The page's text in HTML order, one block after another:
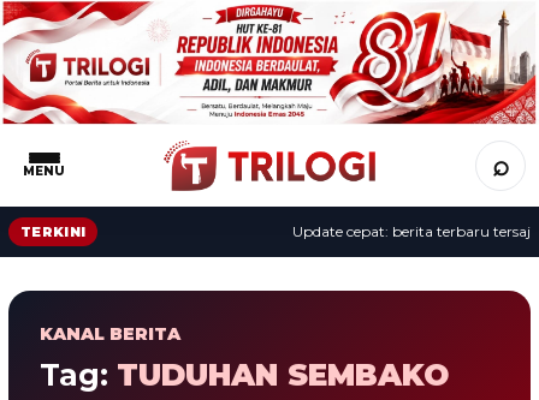
MENU ⌕
TERKINI Update cepat: berita terbaru tersaji
KANAL BERITA
Tag: TUDUHAN SEMBAKO